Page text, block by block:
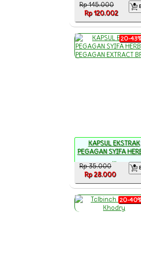
Rp 145.000
Rp 120.002
20-
KAPSUL EKSTRAK
PEGAGAN SYIFA
...
Rp 35.000
Rp 28.000
20-